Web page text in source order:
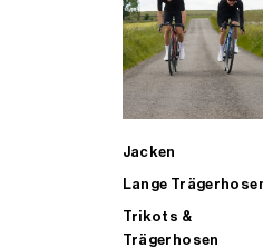
Jacken
Lange
Trikots &
Trägerhosen
ALLE